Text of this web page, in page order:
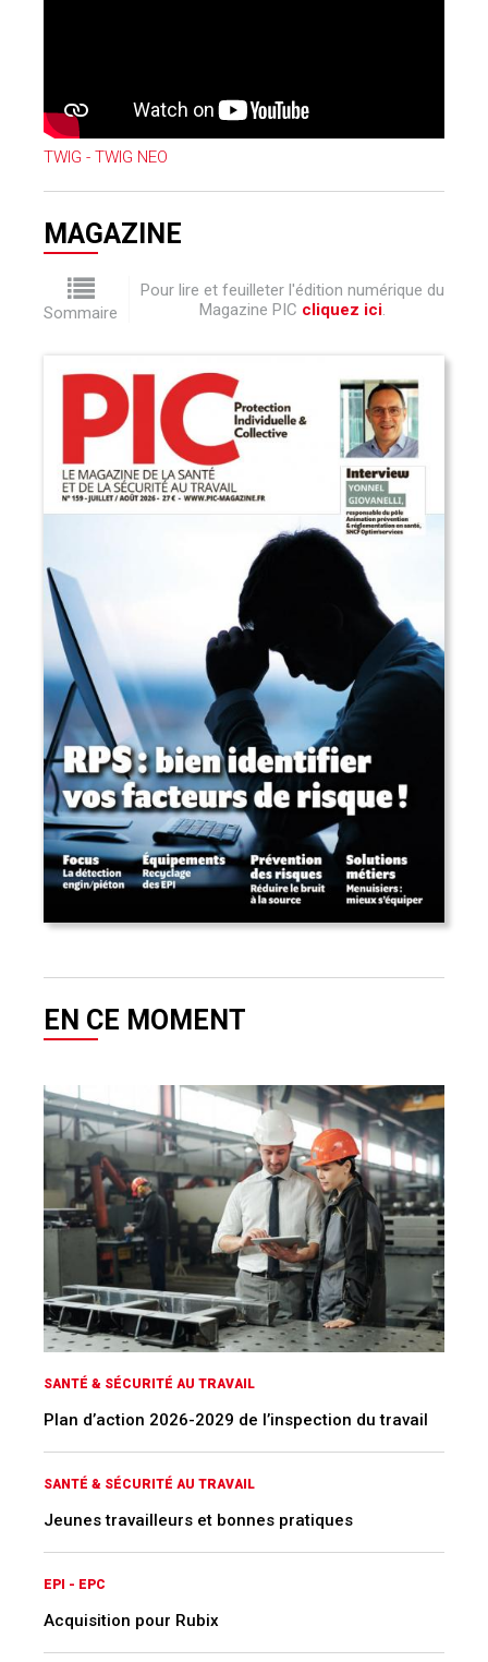
TWIG - TWIG NEO
MAGAZINE
Sommaire
Pour lire et feuilleter l'édition numérique du
Magazine PIC cliquez ici.
EN CE MOMENT
SANTÉ & SÉCURITÉ AU TRAVAIL
Plan d’action 2026-2029 de l’inspection du travail
SANTÉ & SÉCURITÉ AU TRAVAIL
Jeunes travailleurs et bonnes pratiques
EPI - EPC
Acquisition pour Rubix